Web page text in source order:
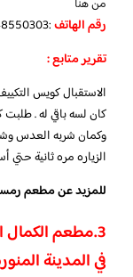
من هنا
رقم الهاتف:966148550303+
تقرير متابع :
الاستقبال كويس
كان لسه باقي له .
وكمان شربه العدس
الزياره مره ثانية
للمزيد عن مطعم
3.مطعم
في المدينة